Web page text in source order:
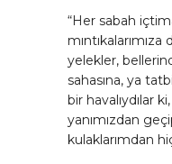
“Her sabah
yelekler,
sahasına, ya
bir havalıydılar
yanımızdan
kulaklarımdan